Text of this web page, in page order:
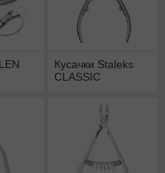
Кусачки Staleks
CLASSIC